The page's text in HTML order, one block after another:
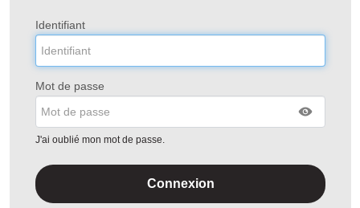
Identifiant
Mot de passe
J'ai oublié mon mot de passe.